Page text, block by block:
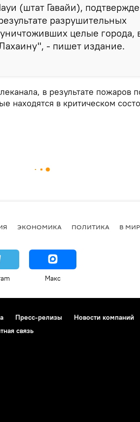
(штат Гавайи),
разрушительных
целые города,
- пишет издание.
в результате пожаров
находятся в критическом
ЭКОНОМИКА ПОЛИТИКА В
Макс
Пресс-релизы Новости компаний
связь